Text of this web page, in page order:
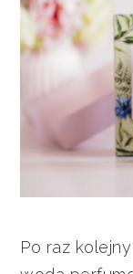
Po raz